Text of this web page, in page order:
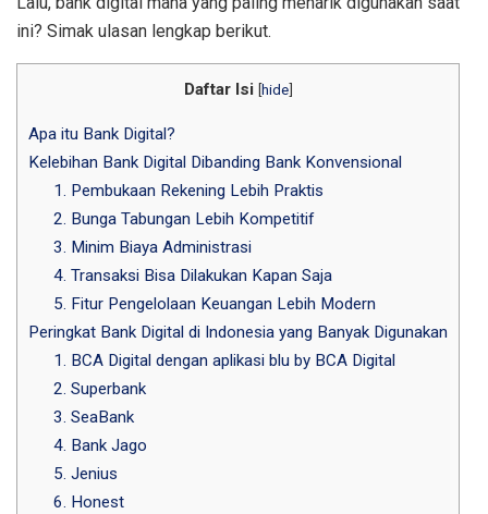
ini? Simak ulasan lengkap berikut.
Daftar Isi [hide]
Apa itu Bank Digital?
Kelebihan Bank Digital Dibanding Bank Konvensional
1. Pembukaan Rekening Lebih Praktis
2. Bunga Tabungan Lebih Kompetitif
3. Minim Biaya Administrasi
4. Transaksi Bisa Dilakukan Kapan Saja
5. Fitur Pengelolaan Keuangan Lebih Modern
Peringkat Bank Digital di Indonesia yang Banyak Digunakan
1. BCA Digital dengan aplikasi blu by BCA Digital
2. Superbank
3. SeaBank
4. Bank Jago
5. Jenius
6. Honest